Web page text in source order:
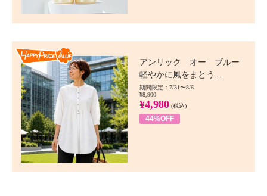
アンリック オー ブルー
軽やかに風をまとう...
期間限定：7/31〜8/6
¥8,900
¥4,980 (税込)
44%OFF